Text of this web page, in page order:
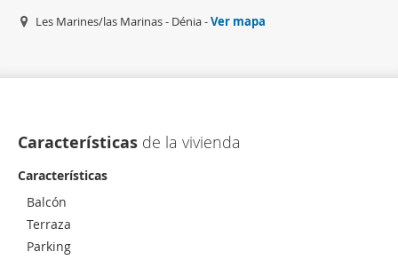
Les Marines/las Marinas - Dénia -Ver mapa
Características de la vivienda
Características
Balcón
Terraza
Parking